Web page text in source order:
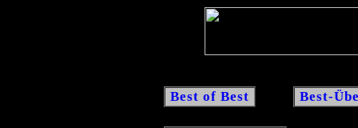
Best of Best Best-